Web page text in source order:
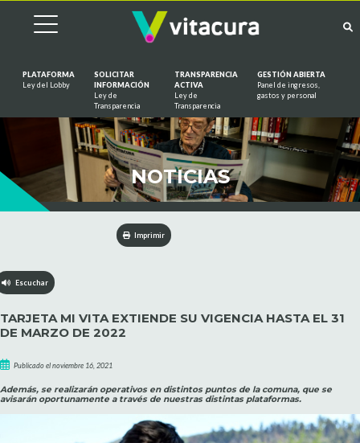
PLATAFORMA
Ley del Lobby
SOLICITAR
INFORMACIÓN
Ley de
Transparencia
TRANSPARENCIA
ACTIVA
Ley de
Transparencia
GESTIÓN ABIERTA
Panel de ingresos,
gastos y personal
NOTICIAS
Imprimir
Escuchar
TARJETA MI VITA EXTIENDE SU VIGENCIA HASTA EL 31
DE MARZO DE 2022
Publicado el noviembre 16, 2021
Además, se realizarán operativos en distintos puntos de la comuna, que se
avisarán oportunamente a través de nuestras distintas plataformas.